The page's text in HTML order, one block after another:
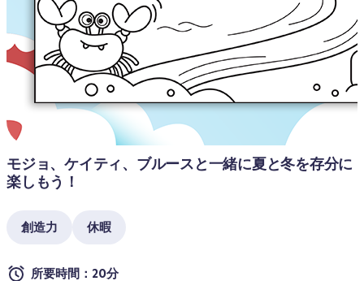
モジョ、ケイティ、ブルースと一緒に夏と冬を存分に
楽しもう！
創造力 休暇
所要時間：20分